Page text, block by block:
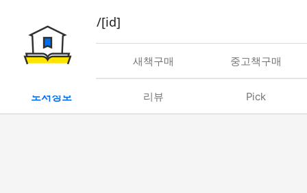
book/rent/[id]
대여 새책구매 중고책구매
도서정보 리뷰 Pick